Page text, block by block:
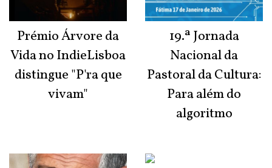
Prémio Árvore da
Vida no IndieLisboa
distingue "P'ra que
vivam"
19.ª Jornada
Nacional da
Pastoral da Cultura:
Para além do
algoritmo